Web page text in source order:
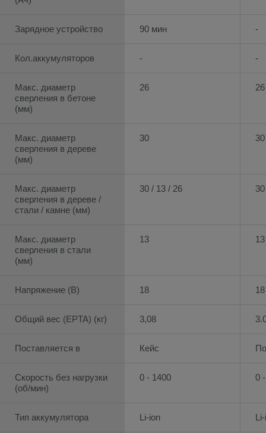
Зарядное устройство
Кол.аккумуляторов
Макс. диаметр
сверления в бетоне
(мм)
Макс. диаметр
сверления в дереве
(мм)
Макс. диаметр
сверления в дереве /
стали / камне (мм)
Макс. диаметр
сверления в стали
(мм)
Напряжение (В)
Общий вес (EPTA) (кг)
Поставляется в
Скорость без нагрузки
(об/мин)
Тип аккумулятора
90 мин
-
26
30
30 / 13 / 26
13
18
3,08
Кейс
0 - 1400
Li-ion
-
-
26
30
13
18
0